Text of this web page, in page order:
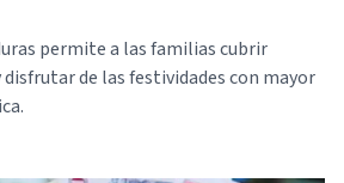
permite a las familias cubrir
disfrutar de las festividades con mayor